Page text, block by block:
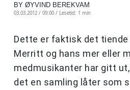
BY ØYVIND BEREKVAM
03.03.2012 / 09:00 / Lesetid: 1 min
Dette er faktisk det
Merritt og hans mer eller
medmusikanter har gitt
det en samling låter som